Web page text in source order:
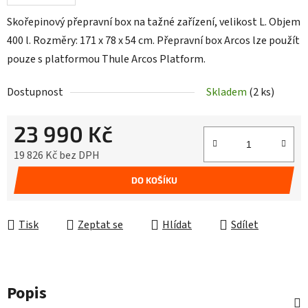
Skořepinový přepravní box na tažné zařízení, velikost L. Objem
400 l. Rozměry: 171 x 78 x 54 cm. Přepravní box Arcos lze použít
pouze s platformou Thule Arcos Platform.
Dostupnost Skladem (2 ks)
23 990 Kč
19 826 Kč bez DPH
Měrná cena:
DO KOŠÍKU
Tisk Zeptat se Hlídat Sdílet
Popis